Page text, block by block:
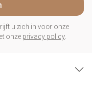
u zich in voor onze
onze privacy policy.